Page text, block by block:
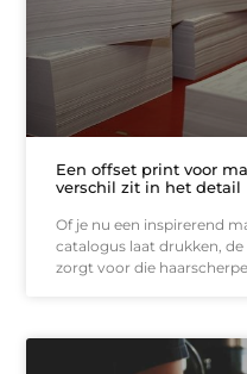
Een offset print voor
verschil zit in het detail
Of je nu een inspirerend
catalogus laat drukken,
zorgt voor die